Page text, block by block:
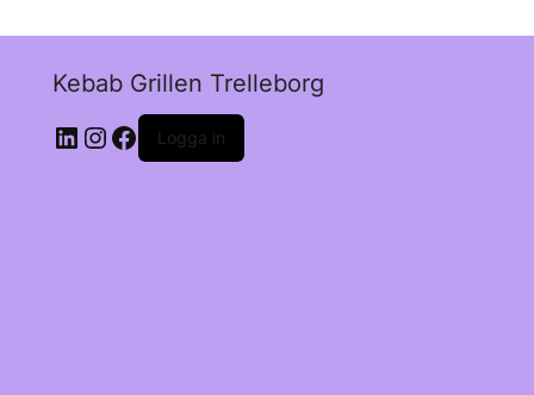
Kebab Grillen Trelleborg
Logga in